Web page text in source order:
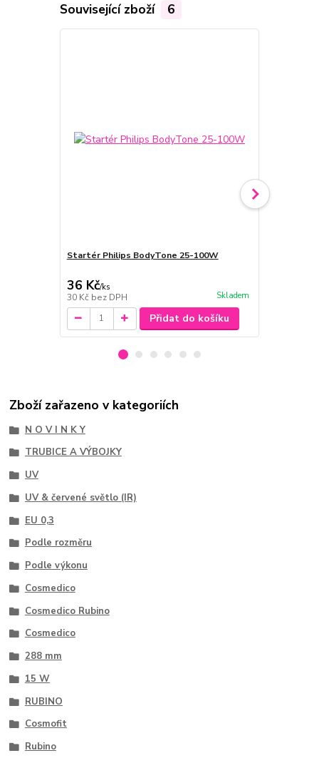
Související zboží 6
Startér Philips BodyTone 25-100W
36 Kč/ks
30 Kč bez DPH Skladem
Přidat do košíku
Zboží zařazeno v kategoriích
N O V I N K Y
TRUBICE A VÝBOJKY
UV
UV & červené světlo (IR)
EU 0,3
Podle rozměru
Podle výkonu
Cosmedico
Cosmedico Rubino
Cosmedico
288 mm
15 W
RUBINO
Cosmofit
Rubino